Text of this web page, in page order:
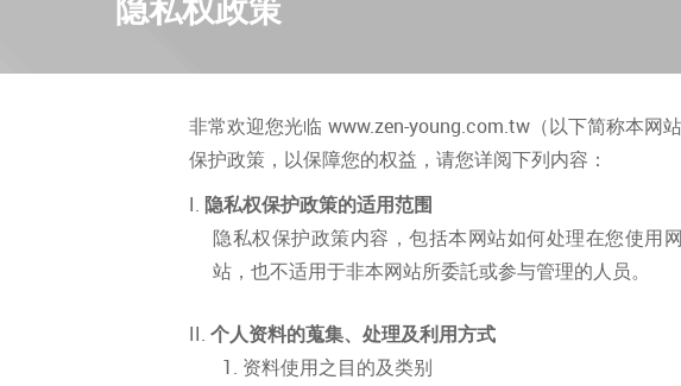
非常欢迎您光临 www.zen-young.com.tw（以下简称本网
保护政策，以保障您的权益，请您详阅下列内容：
隐私权保护政策的适用范围
隐私权保护政策内容，包括本网站如何处理在您使用
站，也不适用于非本网站所委託或参与管理的人员。
个人资料的蒐集、处理及利用方式
资料使用之目的及类别